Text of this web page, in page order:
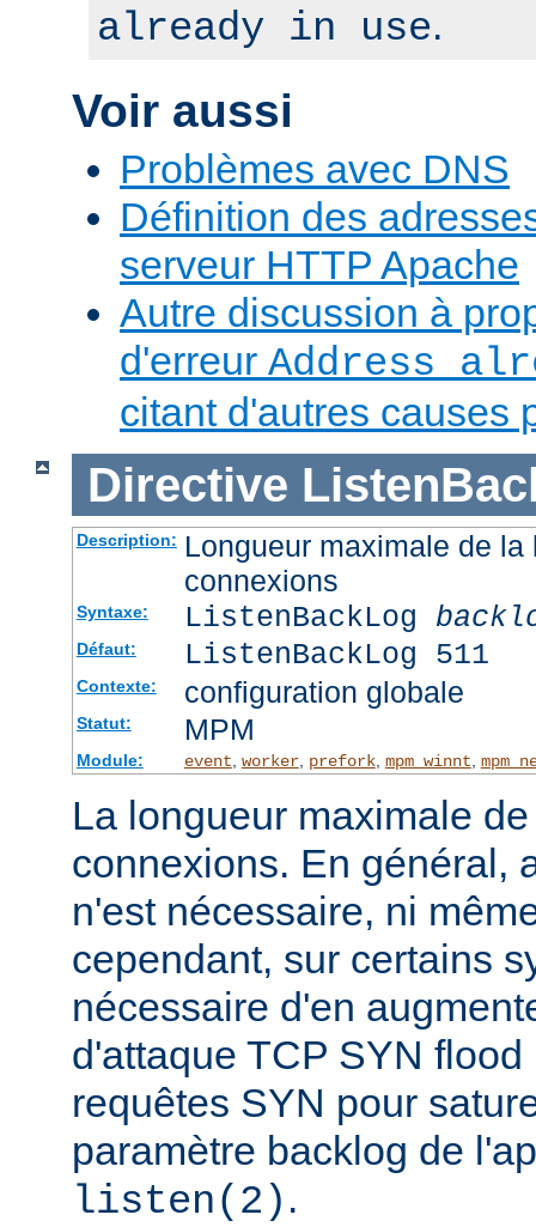
already in use.
Voir aussi
Problèmes avec DNS
Définition des
serveur HTTP Apache
Autre discussion à
d'erreur Address
citant d'autres causes
Directive
Description: Longueur maximale de
connexions
Syntaxe: ListenBackLog
Défaut: ListenBackLog 511
Contexte: configuration globale
Statut: MPM
Module: event, worker, prefork, mpm_winnt,
La longueur maximale
connexions. En général,
n'est nécessaire, ni
cependant, sur certains
nécessaire d'en
d'attaque TCP SYN
requêtes SYN pour
paramètre backlog de
listen(2) .